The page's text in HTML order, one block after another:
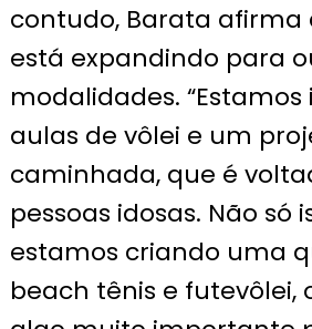
contudo, Barata afirma
está expandindo para
modalidades.
aulas de vôlei e um
caminhada, que é
pessoas idosas. Não só
estamos criando uma
beach tênis e futevôlei,